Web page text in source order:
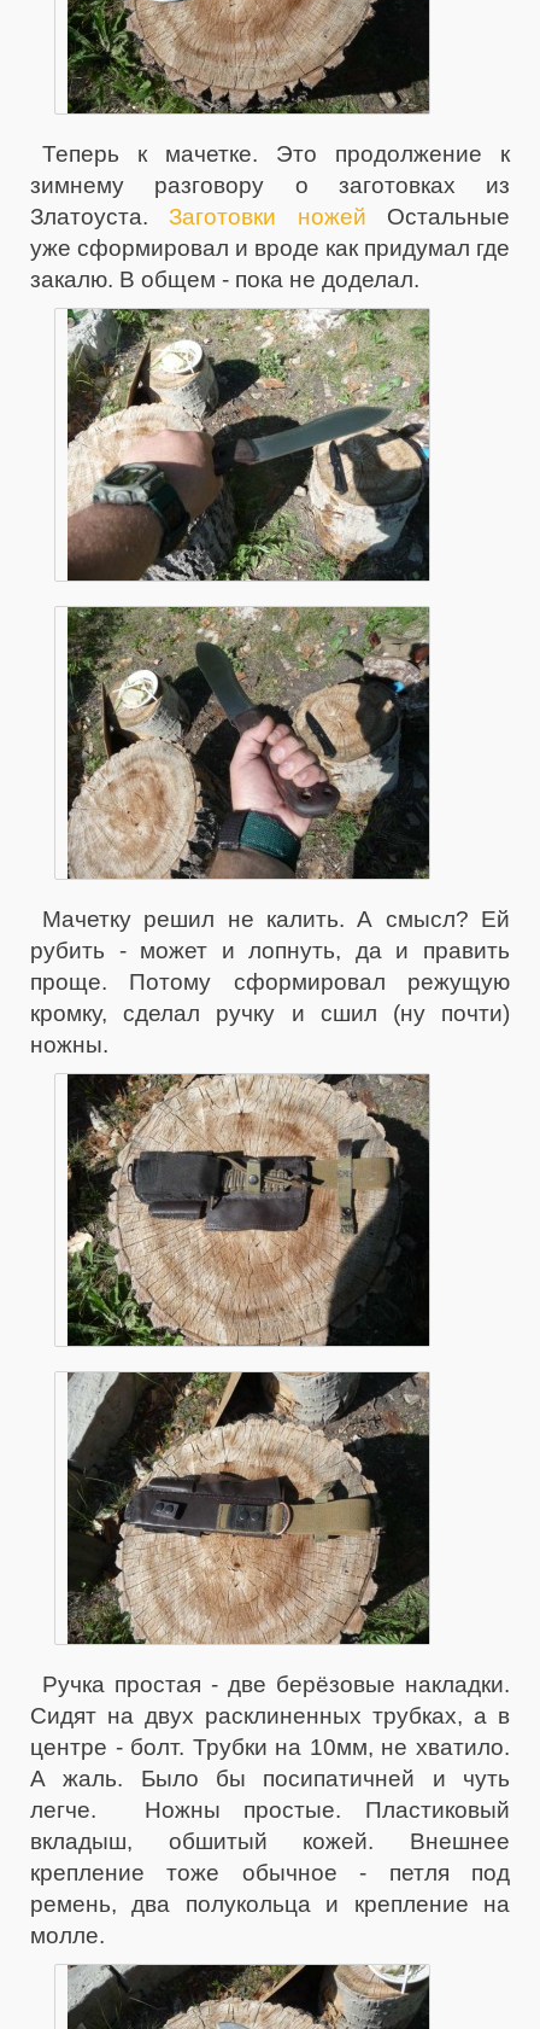
Теперь к мачетке. Это продолжение к
зимнему разговору о заготовках из
Златоуста.Заготовки ножей Остальные
уже сформировал и вроде как придумал где
закалю. В общем - пока не доделал.
Мачетку решил не калить. А смысл? Ей
рубить - может и лопнуть, да и править
проще. Потому сформировал режущую
кромку, сделал ручку и сшил (ну почти)
ножны.
Ручка простая - две берёзовые накладки.
Сидят на двух расклиненных трубках, а в
центре - болт. Трубки на 10мм, не хватило.
А жаль. Было бы посипатичней и чуть
легче. Ножны простые. Пластиковый
вкладыш, обшитый кожей. Внешнее
крепление тоже обычное - петля под
ремень, два полукольца и крепление на
молле.